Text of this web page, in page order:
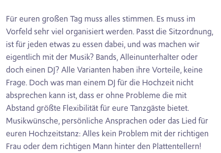
Für euren großen Tag muss alles stimmen. Es muss im
Vorfeld sehr viel organisiert werden. Passt die Sitzordnung,
ist für jeden etwas zu essen dabei, und was machen wir
eigentlich mit der Musik? Bands, Alleinunterhalter oder
doch einen DJ? Alle Varianten haben ihre Vorteile, keine
Frage. Doch was man einem DJ für die Hochzeit nicht
absprechen kann ist, dass er ohne Probleme die mit
Abstand größte Flexibilität für eure Tanzgäste bietet.
Musikwünsche, persönliche Ansprachen oder das Lied für
euren Hochzeitstanz: Alles kein Problem mit der richtigen
Frau oder dem richtigen Mann hinter den Plattentellern!